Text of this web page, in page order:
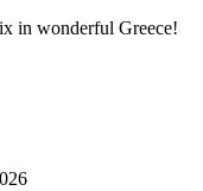
in wonderful Greece!